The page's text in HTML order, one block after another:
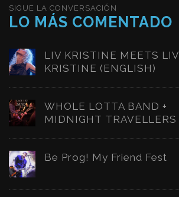
SIGUE LA CONVERSACIÓN
LO MÁS COMENTADO
LIV KRISTINE MEETS LIV
KRISTINE (ENGLISH)
WHOLE LOTTA BAND +
MIDNIGHT TRAVELLERS
Be Prog! My Friend Fest